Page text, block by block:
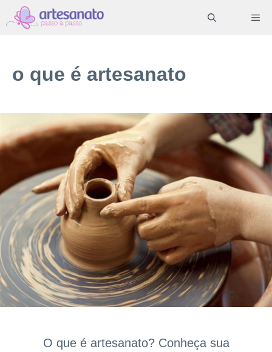
Pular
para
conteúdo
o que é artesanato
O que é artesanato? Conheça sua